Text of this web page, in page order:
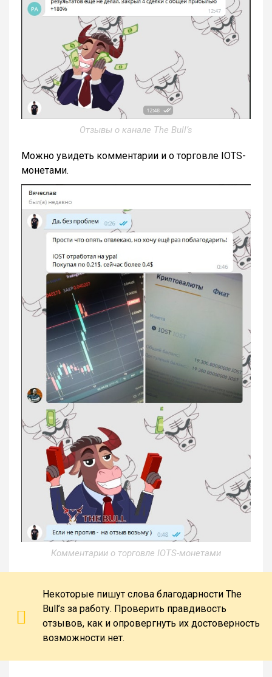
Отзывы о канале The Bull’s
Можно увидеть комментарии и о торговле IOTS-
монетами.
Комментарии о торговле IOTS-монетами
Некоторые пишут слова благодарности The
Bull’s за работу. Проверить правдивость
отзывов, как и опровергнуть их достоверность
возможности нет.